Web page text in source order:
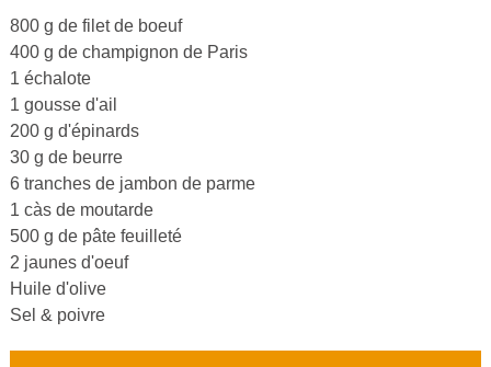
800 g de filet de boeuf
400 g de champignon de Paris
1 échalote
1 gousse d'ail
200 g d'épinards
30 g de beurre
6 tranches de jambon de parme
1 càs de moutarde
500 g de pâte feuilleté
2 jaunes d'oeuf
Huile d'olive
Sel & poivre